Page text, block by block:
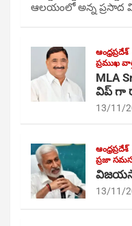
ఆలయంలో అన్న ప్రసాద
ఆంధ్రప్రదేశ్
ప్రముఖ
MLA
విప్ గా
13/11/
ఆంధ్రప్రదేశ్
ప్రజా
13/11/